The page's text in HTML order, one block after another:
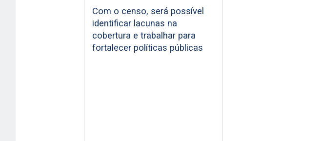
Com o censo, será possível
identificar lacunas na
cobertura e trabalhar para
fortalecer políticas públicas